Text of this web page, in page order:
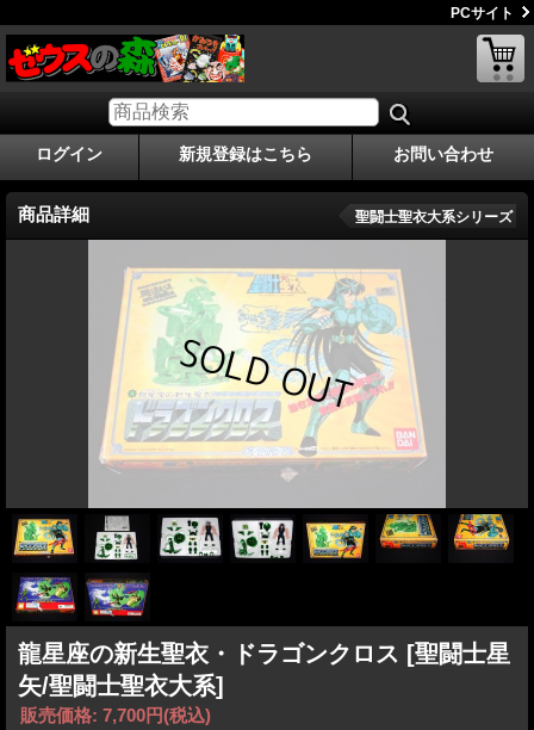
PCサイト
ログイン 新規登録はこちら お問い合わせ
商品詳細 聖闘士聖衣大系シリーズ
龍星座の新生聖衣・ドラゴンクロス [聖闘士星
矢/聖闘士聖衣大系]
販売価格: 7,700円(税込)